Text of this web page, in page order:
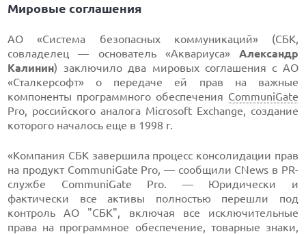
Мировые соглашения
АО «Система безопасных коммуникаций» (СБК,
совладелец — основатель «Аквариуса» Александр
Калинин) заключило два мировых соглашения с АО
«Сталкерсофт» о передаче ей прав на важные
компоненты программного обеспечения CommuniGate
Pro, российского аналога Microsoft Exchange, создание
которого началось еще в 1998 г.
«Компания СБК завершила процесс консолидации прав
на продукт CommuniGate Pro, — сообщили CNews в PR-
службе CommuniGate Pro. — Юридически и
фактически все активы полностью перешли под
контроль АО "СБК", включая все исключительные
права на программное обеспечение, товарные знаки,